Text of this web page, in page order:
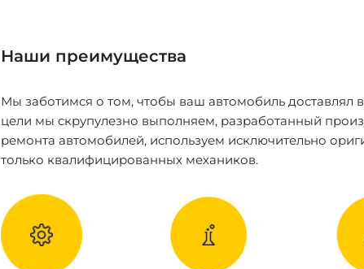
Наши преимущества
Мы заботимся о том, чтобы ваш автомобиль доставлял
цели мы скрупулезно выполняем, разработанный
ремонта автомобилей, используем исключительно
только квалифицированных механиков.